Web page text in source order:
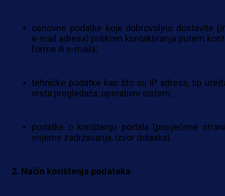
osnovne podatke koje dobrovoljno dostavite
e-mail adresa) prilikom kontaktiranja putem
forme ili e-maila;
tehničke podatke kao što su IP adresa, tip
vrsta pregledača, operativni sistem;
podatke o korištenju portala (posjećene
vrijeme zadržavanja, izvor dolaska).
2. Način korištenja podataka